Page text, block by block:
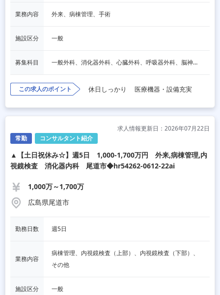
業務内容 外来、病棟管理、手術
施設区分 一般
募集科目 一般外科、消化器外科、心臓外科、呼吸器外科、脳神経外科、整形外科、形成外科、リハビリテーション科
この求人のポイント 休日しっかり 医療機器・設備充実
常勤 コンサルタント紹介
求人情報更新日：2026年07月22日
▲【土日祝休み☆】週5日 1,000-1,700万円 外来,病棟管理,内
視鏡検査 消化器内科 尾道市◆hr54262-0612-22ai
1,000万～1,700万
広島県尾道市
勤務日数 週5日
業務内容
病棟管理、内視鏡検査（上部）、内視鏡検査（下部）、
その他
施設区分 一般